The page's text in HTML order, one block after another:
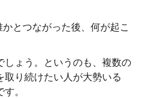
かとつながった後、何が起こ
しょう。というのも、複数の
り続けたい人が大勢いる
。